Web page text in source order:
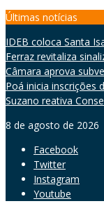
Skip
content
Últimas notícias
IDEB coloca Santa
Ferraz revitaliza
Câmara aprova
Poá inicia inscrições
Suzano reativa
8 de agosto de 2026
Facebook
Twitter
Instagram
Youtube